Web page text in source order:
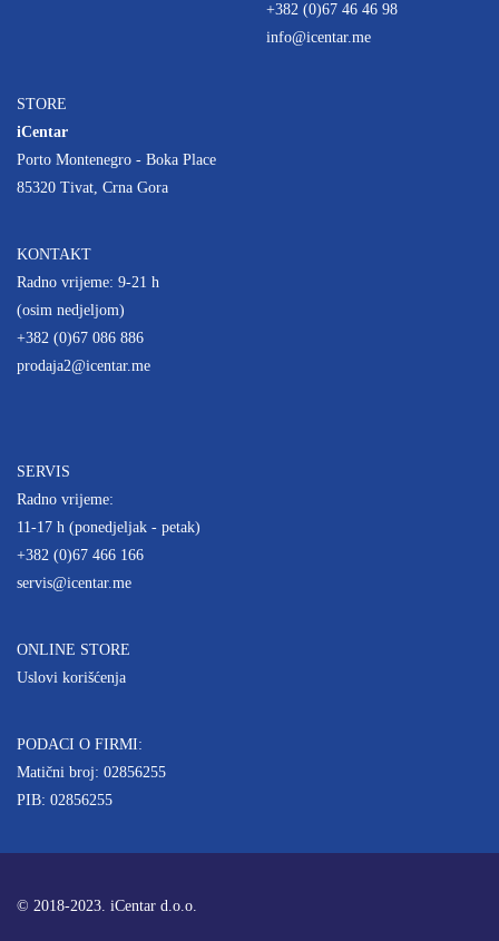
+382 (0)67 46 46 98
info@icentar.me
STORE
iCentar
Porto Montenegro - Boka Place
85320 Tivat, Crna Gora
KONTAKT
Radno vrijeme: 9-21 h
(osim nedjeljom)
+382 (0)67 086 886
prodaja2@icentar.me
SERVIS
Radno vrijeme:
11-17 h (ponedjeljak - petak)
+382 (0)67 466 166
servis@icentar.me
ONLINE STORE
Uslovi korišćenja
PODACI O FIRMI:
Matični broj: 02856255
PIB: 02856255
© 2018-2023. iCentar d.o.o.